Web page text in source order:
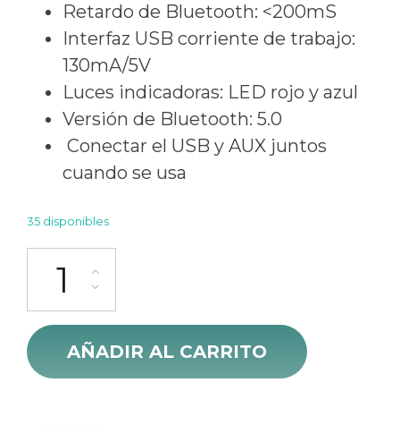
Retardo de Bluetooth: <200mS
Interfaz USB corriente de trabajo:
130mA/5V
Luces indicadoras: LED rojo y azul
Versión de Bluetooth: 5.0
Conectar el USB y AUX juntos
cuando se usa
35 disponibles
AÑADIR AL CARRITO